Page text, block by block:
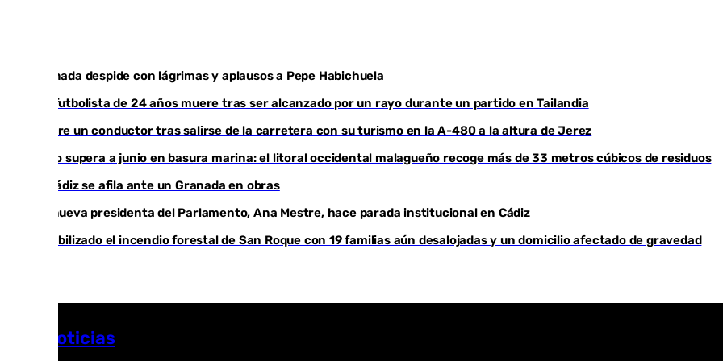
Granada despide con lágrimas y aplausos a Pepe Habichuela
Un futbolista de 24 años muere tras ser alcanzado por un rayo durante un partido en Tailandia
Muere un conductor tras salirse de la carretera con su turismo en la A-480 a la altura de Jerez
Julio supera a junio en basura marina: el litoral occidental malagueño recoge más de 33 metros cúbicos de residuos
El Cádiz se afila ante un Granada en obras
La nueva presidenta del Parlamento, Ana Mestre, hace parada institucional en Cádiz
Estabilizado el incendio forestal de San Roque con 19 familias aún desalojadas y un domicilio afectado de gravedad
Más noticias